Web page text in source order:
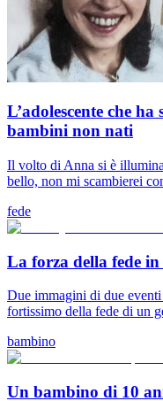
L’adolescente che
bambini non nati
Il volto di Anna si è
bello, non mi scambierei
fede
La forza della fede
Due immagini di due
fortissimo della fede di un
bambino
Un bambino di 10